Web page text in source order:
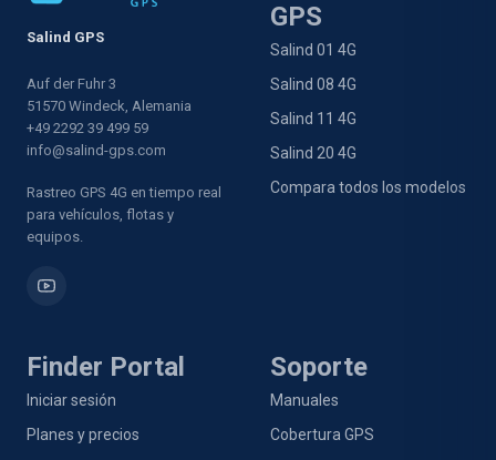
Salind GPS
Auf der Fuhr 3
51570 Windeck, Alemania
+49 2292 39 499 59
info@salind-gps.com
Rastreo GPS 4G en tiempo real
para vehículos, flotas y
equipos.
GPS
Salind 01 4G
Salind 08 4G
Salind 11 4G
Salind 20 4G
Compara todos los modelos
Finder Portal
Iniciar sesión
Planes y precios
Soporte
Manuales
Cobertura GPS